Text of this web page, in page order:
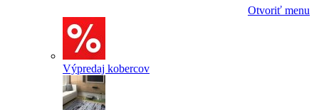
Otvoriť menu
Výpredaj kobercov